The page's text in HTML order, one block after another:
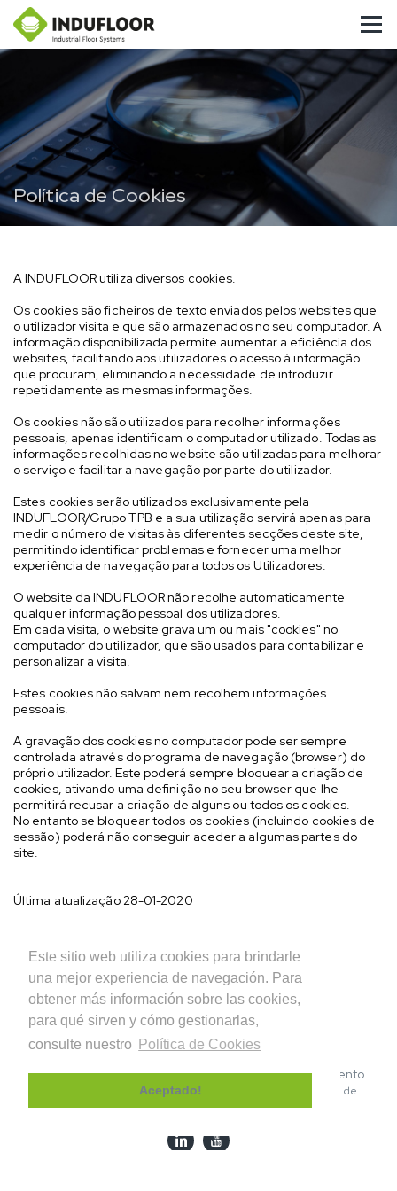
Este sitio web utiliza cookies para brindarle
una mejor experiencia de navegación. Para
obtener más información sobre las cookies,
para qué sirven y cómo gestionarlas,
consulte nuestro
Política de Cookies
Aceptado!
Política de Cookies
A INDUFLOOR utiliza diversos cookies.
Os cookies são ficheiros de texto enviados pelos websites que
o utilizador visita e que são armazenados no seu computador. A
informação disponibilizada permite aumentar a eficiência dos
websites, facilitando aos utilizadores o acesso à informação
que procuram, eliminando a necessidade de introduzir
repetidamente as mesmas informações.
Os cookies não são utilizados para recolher informações
pessoais, apenas identificam o computador utilizado. Todas as
informações recolhidas no website são utilizadas para melhorar
o serviço e facilitar a navegação por parte do utilizador.
Estes cookies serão utilizados exclusivamente pela
INDUFLOOR/Grupo TPB e a sua utilização servirá apenas para
medir o número de visitas às diferentes secções deste site,
permitindo identificar problemas e fornecer uma melhor
experiência de navegação para todos os Utilizadores.
O website da INDUFLOOR não recolhe automaticamente
qualquer informação pessoal dos utilizadores.
Em cada visita, o website grava um ou mais "cookies" no
computador do utilizador, que são usados para contabilizar e
personalizar a visita.
Estes cookies não salvam nem recolhem informações
pessoais.
A gravação dos cookies no computador pode ser sempre
controlada através do programa de navegação (browser) do
próprio utilizador. Este poderá sempre bloquear a criação de
cookies, ativando uma definição no seu browser que lhe
permitirá recusar a criação de alguns ou todos os cookies.
No entanto se bloquear todos os cookies (incluindo cookies de
sessão) poderá não conseguir aceder a algumas partes do
site.
Última atualização 28-01-2020
© 2026 INDUFLOOR – Sistemas de Revestimento
Política de Privacidad |
Canal de
denuncias